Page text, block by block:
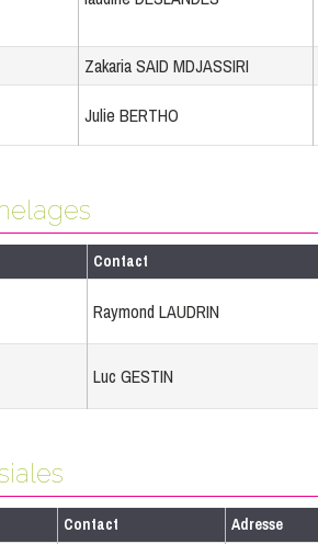
Zakaria SAID MDJASSIRI
Julie BERTHO
Contact
Raymond LAUDRIN
Luc GESTIN
Contact Adresse